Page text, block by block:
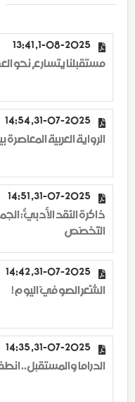
1-08-2025, 13:41
مستقبلنا يتسارع نحو
31-07-2025, 14:54
الرواية العربية
31-07-2025, 14:51
ذاكرة النّقد الأدبيّ:
التّخصّص
31-07-2025, 14:42
الشِّعر الصوفيّ اليوم!
31-07-2025, 14:35
الدراما والمستقبل..